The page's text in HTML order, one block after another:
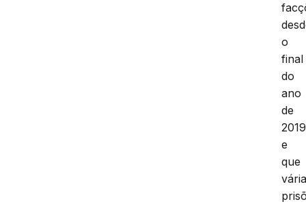
o
final
do
ano
de
2019
e
que